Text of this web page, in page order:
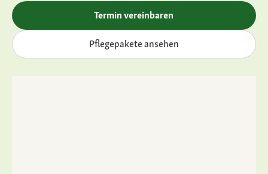
Termin vereinbaren
Pflegepakete ansehen